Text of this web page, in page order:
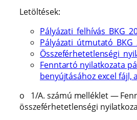
Letöltések:
Fenntartó nyilatkozata
benyújtásához excel fájl,
o 1/A. számú melléklet —
összeférhetetlenségi